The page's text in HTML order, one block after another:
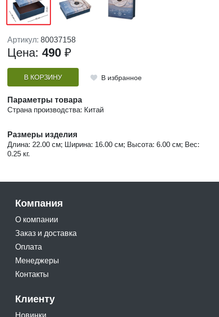
Артикул: 80037158
Цена: 490 ₽
В КОРЗИНУ В избранное
Параметры товара
Страна производства: Китай
Размеры изделия
Длина: 22.00 см; Ширина: 16.00 см; Высота: 6.00 см; Вес:
0.25 кг.
Компания
О компании
Заказ и доставка
Оплата
Менеджеры
Контакты
Клиенту
Новинки